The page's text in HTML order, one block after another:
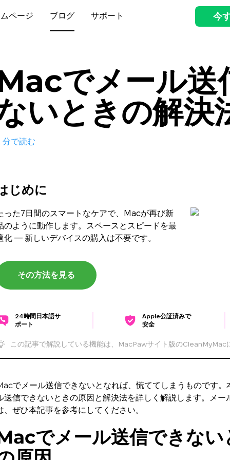
ページ ブログ サポート 今
でメール送
いときの解決
分で読む
じめに
った7日間のスマートなケアで、Macが再び新
のように動作します。スペースとスピードを最
化 — 新しいデバイスの購入は不要です。
その方法を見る
24時間日本語サ
ポート
Apple公証済みで
安全
この記事で解説している機能は、MacPawサイト版のCleanMyMac
でメール送信できないとなれば、慌ててしまうものです
送信できないときの原因と解決法を詳しく解説します。メー
、ぜひ本記事を参考にしてください。
でメール送信できない